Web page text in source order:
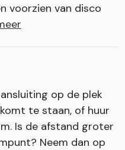
voorzien van disco
op de plek
te staan, of huur
Is de afstand groter
Neem dan op